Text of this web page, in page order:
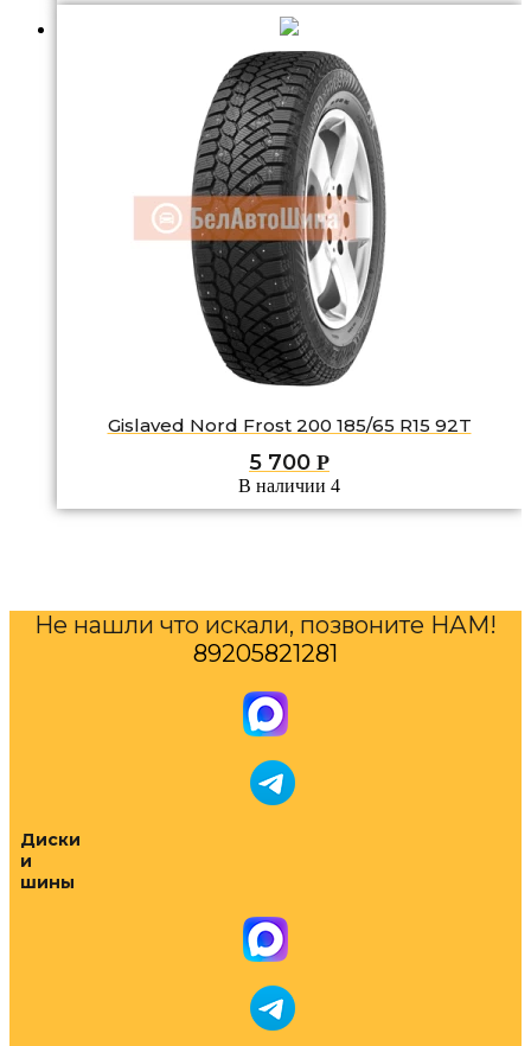
Gislaved Nord Frost 200 185/65 R15 92T
5 700 Р
В наличии 4
Не нашли что искали, позвоните НАМ!
89205821281
Диски
и
шины